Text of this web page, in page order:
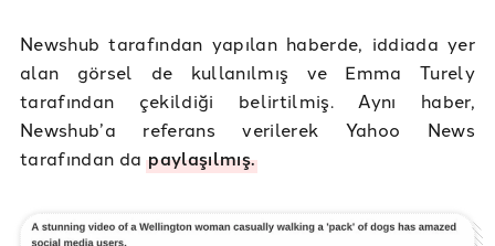
Newshub tarafından yapılan haberde, iddiada yer
alan görsel de kullanılmış ve Emma Turely
tarafından çekildiği belirtilmiş. Aynı haber,
Newshub’a referans verilerek Yahoo News
tarafından dapaylaşılmış.